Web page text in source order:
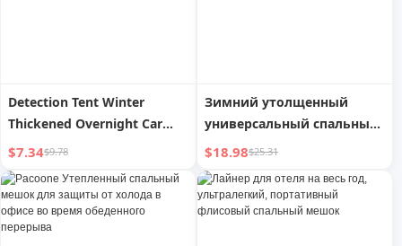
Detection Tent Winter
Thickened Overnight Car
Sleeping Bag
$7.34$9.78
Зимний утолщенный
универсальный спальный
мешок для офиса Explorer
$18.98$25.31